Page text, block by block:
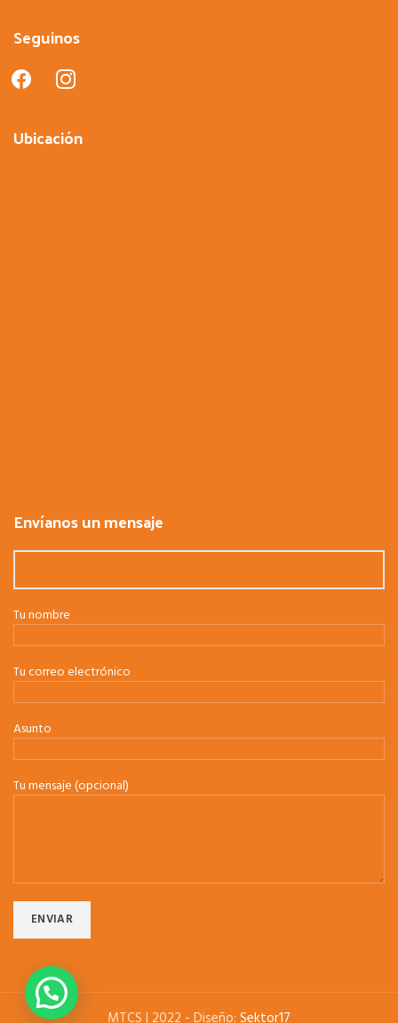
Seguinos
facebookinstagram
Ubicación
Envíanos un mensaje
Tu nombre
Tu correo electrónico
Asunto
Tu mensaje (opcional)
MTCS | 2022 - Diseño: Sektor17